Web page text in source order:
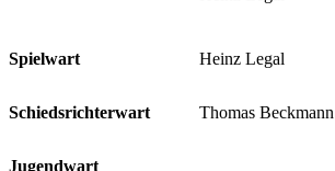
Spielwart Heinz Legal
Schiedsrichterwart Thomas Beckmann
Jugendwart